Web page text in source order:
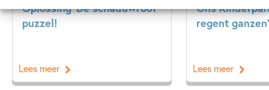
Oplossing ‘De schaduwroof’
puzzel!
Lees meer
Ons
regent ganzen’
Lees meer